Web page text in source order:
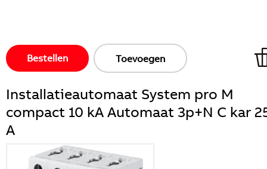
Bestellen Toevoegen
Installatieautomaat System pro M
compact 10 kA Automaat 3p+N C kar
A